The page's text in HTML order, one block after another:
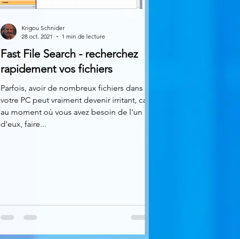
Fast File Search - recherchez
rapidement vos fichiers
Parfois, avoir de nombreux fichiers dans
votre PC peut vraiment devenir irritant, car
au moment où vous avez besoin de l'un
d'eux, faire...
Krigou Schnider
28 oct. 2021
1 min de lecture